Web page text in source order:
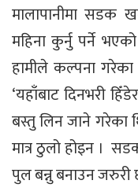
मालापानीमा सडक
महिना कुर्नु पर्ने
हामीले कल्पना गरेका
‘यहाँबाट दिनभरी
बस्तु लिन जाने गरेका
मात्र ठुलो होइन ।
पुल बन्नु बनाउन जरुरी